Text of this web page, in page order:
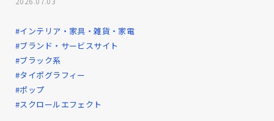
#インテリア・家具・雑貨・家電
#ブランド・サービスサイト
#ブラック系
#タイポグラフィー
#ポップ
#スクロールエフェクト